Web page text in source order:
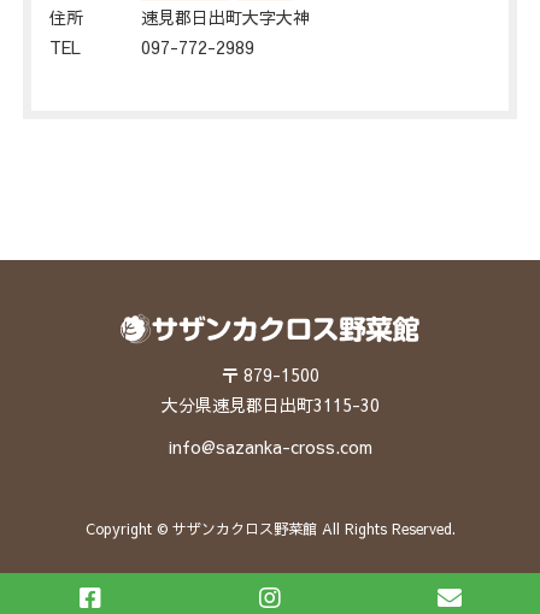
住所
速見郡日出町大字大神
TEL
097-772-2989
〒 879-1500
大分県速見郡日出町3115-30
info@sazanka-cross.com
Copyright © サザンカクロス野菜館 All Rights Reserved.